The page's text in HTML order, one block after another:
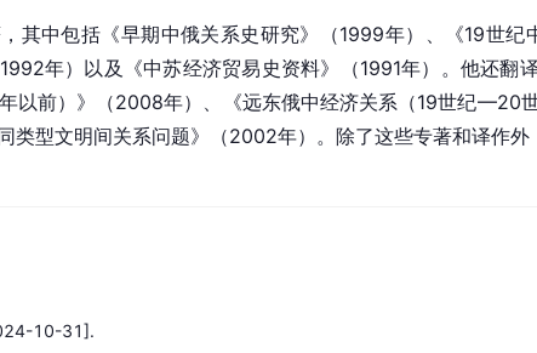
其中包括《早期中俄关系史研究》（1999年）、《19世纪
年）以及《中苏经济贸易史资料》（1991年）。他还翻
以前）》（2008年）、《远东俄中经济关系（19世纪—20
型文明间关系问题》（2002年）。除了这些专著和译作外
10-31].